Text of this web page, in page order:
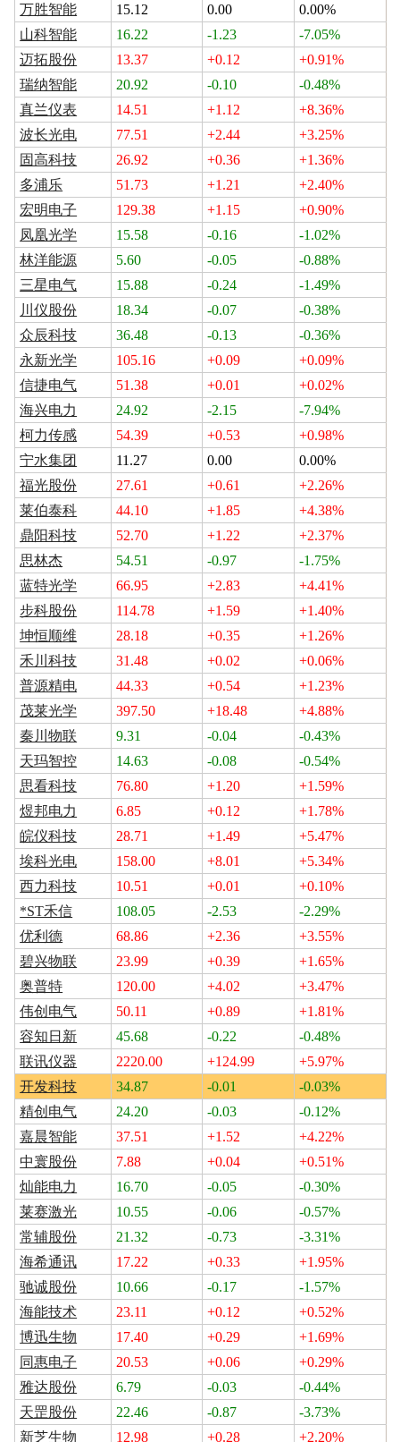
万胜智能
15.12 0.00
0.00%
山科智能
16.22 -1.23
-7.05%
迈拓股份
13.37 +0.12
+0.91%
瑞纳智能
20.92 -0.10
-0.48%
真兰仪表
14.51 +1.12
+8.36%
波长光电
77.51 +2.44
+3.25%
固高科技
26.92 +0.36
+1.36%
多浦乐
51.73 +1.21
+2.40%
宏明电子
129.38 +1.15
+0.90%
凤凰光学
15.58 -0.16
-1.02%
林洋能源
5.60 -0.05
-0.88%
三星电气
15.88 -0.24
-1.49%
川仪股份
18.34 -0.07
-0.38%
众辰科技
36.48 -0.13
-0.36%
永新光学
105.16 +0.09
+0.09%
信捷电气
51.38 +0.01
+0.02%
海兴电力
24.92 -2.15
-7.94%
柯力传感
54.39 +0.53
+0.98%
宁水集团
11.27 0.00
0.00%
福光股份
27.61 +0.61
+2.26%
莱伯泰科
44.10 +1.85
+4.38%
鼎阳科技
52.70 +1.22
+2.37%
思林杰
54.51 -0.97
-1.75%
蓝特光学
66.95 +2.83
+4.41%
步科股份
114.78 +1.59
+1.40%
坤恒顺维
28.18 +0.35
+1.26%
禾川科技
31.48 +0.02
+0.06%
普源精电
44.33 +0.54
+1.23%
茂莱光学
397.50 +18.48
+4.88%
秦川物联
9.31 -0.04
-0.43%
天玛智控
14.63 -0.08
-0.54%
思看科技
76.80 +1.20
+1.59%
煜邦电力
6.85 +0.12
+1.78%
皖仪科技
28.71 +1.49
+5.47%
埃科光电
158.00 +8.01
+5.34%
西力科技
10.51 +0.01
+0.10%
*ST禾信
108.05 -2.53
-2.29%
优利德
68.86 +2.36
+3.55%
碧兴物联
23.99 +0.39
+1.65%
奥普特
120.00 +4.02
+3.47%
伟创电气
50.11 +0.89
+1.81%
容知日新
45.68 -0.22
-0.48%
联讯仪器
2220.00 +124.99
+5.97%
开发科技
34.87 -0.01
-0.03%
精创电气
24.20 -0.03
-0.12%
嘉晨智能
37.51 +1.52
+4.22%
中寰股份
7.88 +0.04
+0.51%
灿能电力
16.70 -0.05
-0.30%
莱赛激光
10.55 -0.06
-0.57%
常辅股份
21.32 -0.73
-3.31%
海希通讯
17.22 +0.33
+1.95%
驰诚股份
10.66 -0.17
-1.57%
海能技术
23.11 +0.12
+0.52%
博迅生物
17.40 +0.29
+1.69%
同惠电子
20.53 +0.06
+0.29%
雅达股份
6.79 -0.03
-0.44%
天罡股份
22.46 -0.87
-3.73%
新芝生物
12.98 +0.28 +2.20%